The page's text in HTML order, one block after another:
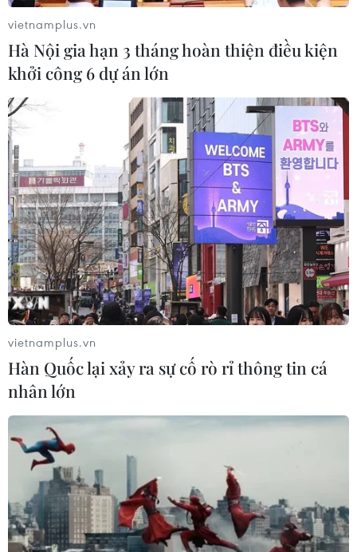
TIN CÙNG CHUYÊN MỤC
vietnamplus.vn
Hà Nội gia hạn 3 tháng hoàn thiện điều kiện
khởi công 6 dự án lớn
vietnamplus.vn
Hàn Quốc lại xảy ra sự cố rò rỉ thông tin cá
nhân lớn